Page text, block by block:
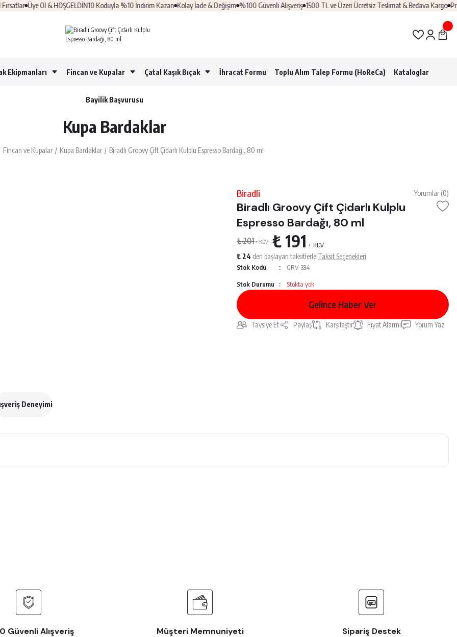
Üye Ol & HOŞGELDİN10 Koduyla %10 İndirim Kazan Kolay İade & Değişim %100 Güvenli Alışveriş 1500 TL ve Üzeri Ücretsiz Teslimat & Bedava Kargo
Ekipmanları Fincan ve Kupalar Çatal Kaşık Bıçak İhracat Formu Toplu Alım Talep Formu (HoReCa) Kataloglar
Bayilik Başvurusu
Kupa Bardaklar
Fincan ve Kupalar Kupa Bardaklar Biradlı Groovy Çift Çidarlı Kulplu Espresso Bardağı, 80 ml
Biradli Yorumlar (0)
Biradlı Groovy Çift Çidarlı Kulplu
Espresso Bardağı, 80 ml
₺ 201+ KDV ₺ 191 + KDV
₺ 24 den başlayan taksitlerle!Taksit Seçenekleri
Stok Kodu GRV-334
Stok Durumu Stokta yok
Gelince Haber Ver
Tavsiye Et Paylaş Karşılaştır Fiyat Alarmı Yorum Yaz
Deneyimi
Güvenli Alışveriş Müşteri Memnuniyeti Sipariş Destek